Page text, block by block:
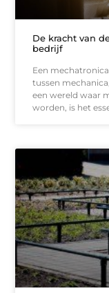
De kracht van
bedrijf
Een
tussen
een wereld waar
worden, is het